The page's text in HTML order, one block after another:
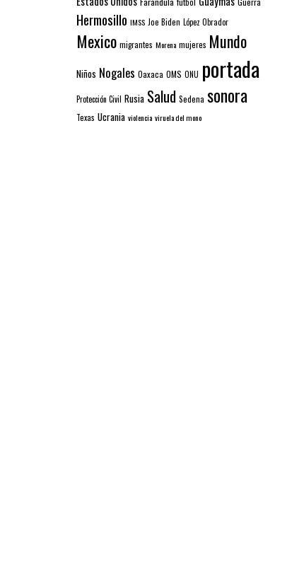
Hermosillo IMSS Joe Biden López Obrador
Mexico migrantes Morena mujeres Mundo
Niños Nogales Oaxaca OMS ONU portada
Protección Civil Rusia Salud Sedena sonora
Texas Ucrania violencia viruela del mono